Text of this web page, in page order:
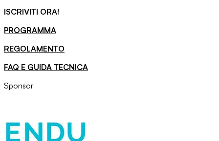
ISCRIVITI ORA!
PROGRAMMA
REGOLAMENTO
FAQ E GUIDA TECNICA
Sponsor